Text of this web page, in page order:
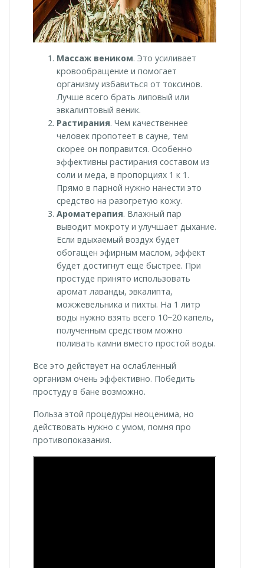
Массаж веником. Это усиливает
кровообращение и помогает
организму избавиться от токсинов.
Лучше всего брать липовый или
эвкалиптовый веник.
Растирания. Чем качественнее
человек пропотеет в сауне, тем
скорее он поправится. Особенно
эффективны растирания составом из
соли и меда, в пропорциях 1 к 1.
Прямо в парной нужно нанести это
средство на разогретую кожу.
Ароматерапия. Влажный пар
выводит мокроту и улучшает дыхание.
Если вдыхаемый воздух будет
обогащен эфирным маслом, эффект
будет достигнут еще быстрее. При
простуде принято использовать
аромат лаванды, эвкалипта,
можжевельника и пихты. На 1 литр
воды нужно взять всего 10−20 капель,
полученным средством можно
поливать камни вместо простой воды.
Все это действует на ослабленный
организм очень эффективно. Победить
простуду в бане возможно.
Польза этой процедуры неоценима, но
действовать нужно с умом, помня про
противопоказания.